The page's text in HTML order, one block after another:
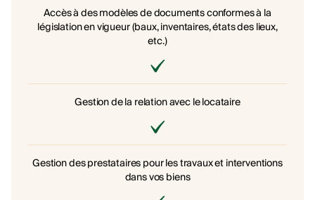
Accès à des modèles de documents conformes à la
législation en vigueur (baux, inventaires, états des lieux,
etc.)
Gestion de la relation avec le locataire
Gestion des prestataires pour les travaux et interventions
dans vos biens